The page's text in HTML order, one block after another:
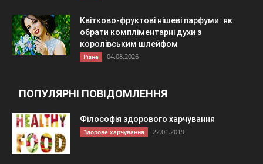
Квітково-фруктові нішеві парфуми: як
обрати компліментарні духи з
королівським шлейфом
Різне 04.08.2026
ПОПУЛЯРНІ ПОВІДОМЛЕННЯ
Філософія здорового харчування
Здорове харчування 22.01.2019